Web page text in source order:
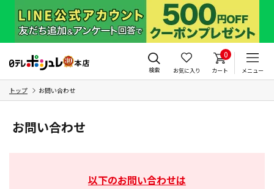
検索 お気に入り
0
カート メニュー
トップ お問い合わせ
お問い合わせ
以下のお問い合わせは